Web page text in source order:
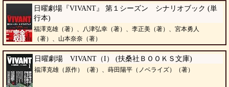
日曜劇場『VIVANT』 第１シーズン シナリオブック (単
行本)
福澤克雄（著）、八津弘幸（著）、李正美（著）、宮本勇人
（著）、山本奈奈（著）
日曜劇場 VIVANT（I） (扶桑社ＢＯＯＫＳ文庫)
福澤克雄（原作）（著）、蒔田陽平（ノベライズ）（著）